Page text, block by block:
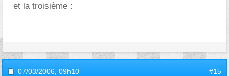
et la troisième :
07/03/2006, 09h10 #15